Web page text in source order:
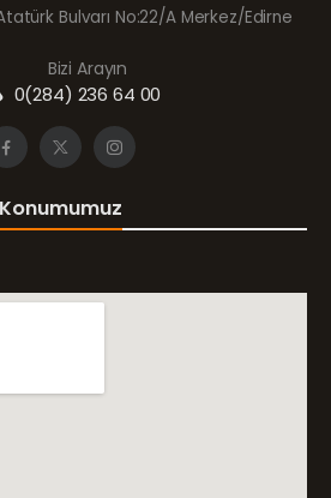
Bulvarı No:22/A Merkez/Edirne
Bizi Arayın
0(284) 236 64 00
Konumumuz